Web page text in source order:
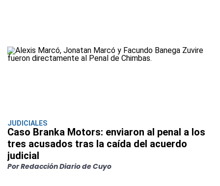
JUDICIALES
Caso Branka Motors: enviaron al penal a los
tres acusados tras la caída del acuerdo
judicial
Por Redacción Diario de Cuyo